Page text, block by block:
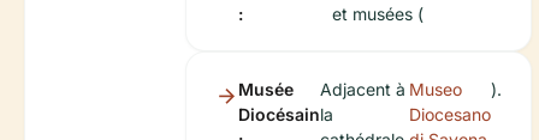
:
et musées (
Musée
Diocésain
Adjacent à
la
Museo
Diocesano
).